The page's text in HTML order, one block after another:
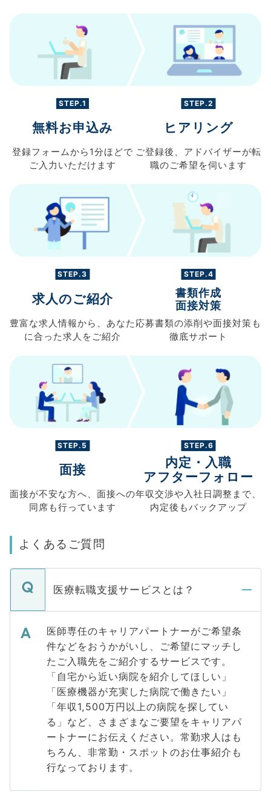
STEP.1
無料お申込み
登録フォームから 1分ほどで
ご入力 いただけます
STEP.2
ヒアリング
ご登録後、 アドバイザーが転
職のご希望を伺います
STEP.3
求人のご紹介
豊富な求人情報から、 あなた
に合った求人を ご紹介
STEP.4
書類作成
面接対策
応募書類の添削や面接対策も
徹底サポート
STEP.5
面接
面接が不安な方へ、 面接への
同席も行っています
STEP.6
内定・入職
アフターフォロー
年収交渉や入社日調整まで、
内定後もバックアップ
よくあるご質問
医療転職支援サービスとは？
医師専任のキャリアパートナーがご希望条
件などをおうかがいし、ご希望にマッチし
たご入職先をご紹介するサービスです。
「自宅から近い病院を紹介してほしい」
「医療機器が充実した病院で働きたい」
「年収1,500万円以上の病院を探してい
る」など、さまざまなご要望をキャリアパ
ートナーにお伝えください。常勤求人はも
ちろん、非常勤・スポットのお仕事紹介も
行なっております。